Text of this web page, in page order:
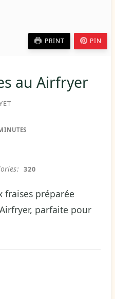
PRINT PIN
au Airfryer
320
fraises préparée
parfaite pour